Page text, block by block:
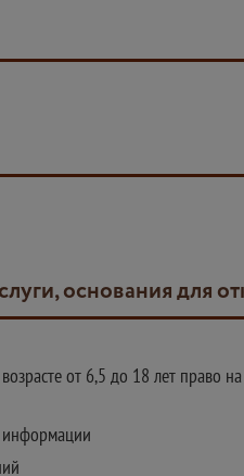
основания для
от 6,5 до 18 лет право
информации